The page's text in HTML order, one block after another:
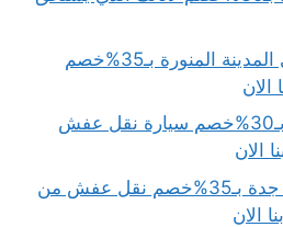
نقل عفش من جدة الى المدينة المنورة بـ35%خصم
الان
سيارة نقل عفش جدة بـ30%خصم سيارة نقل عفش
الان
شركة نقل عفش خارج جدة بـ35%خصم نقل عفش من
الان